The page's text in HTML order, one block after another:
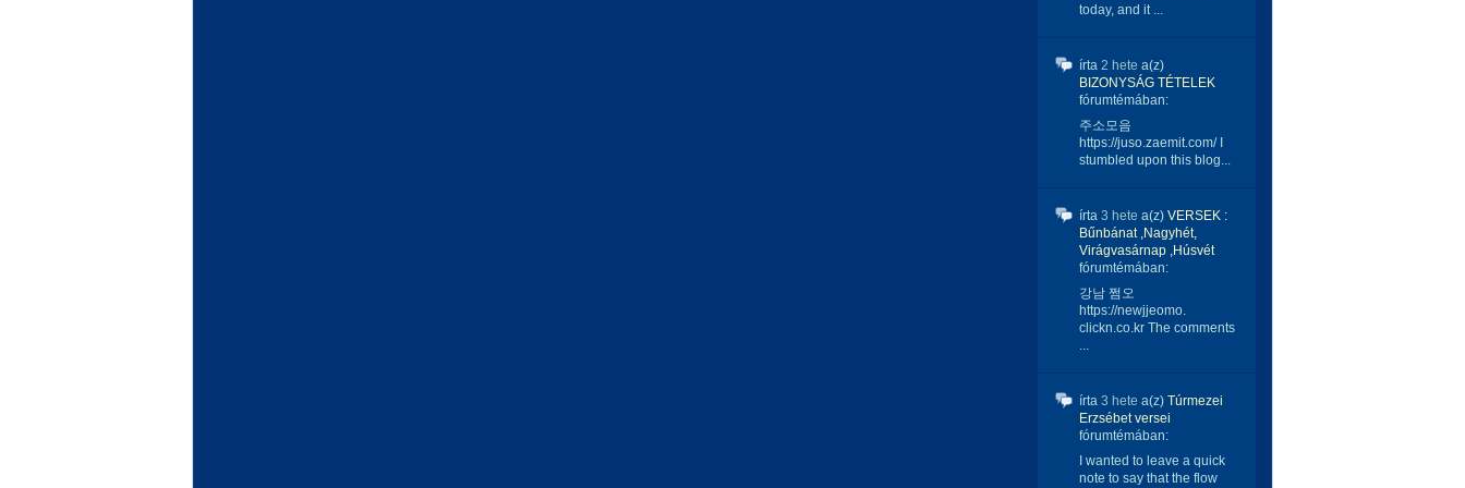
today, and it ...
írta 2 hete a(z)
BIZONYSÁG TÉTELEK
fórumtémában:
주소모음
https://juso.zaemit.com/ I
stumbled upon this blog...
írta 3 hete a(z) VERSEK :
Bűnbánat ,Nagyhét,
Virágvasárnap ,Húsvét
fórumtémában:
강남 쩜오
https://newjjeomo.
clickn.co.kr The comments
...
írta 3 hete a(z) Túrmezei
Erzsébet versei
fórumtémában:
I wanted to leave a quick
note to say that the flow